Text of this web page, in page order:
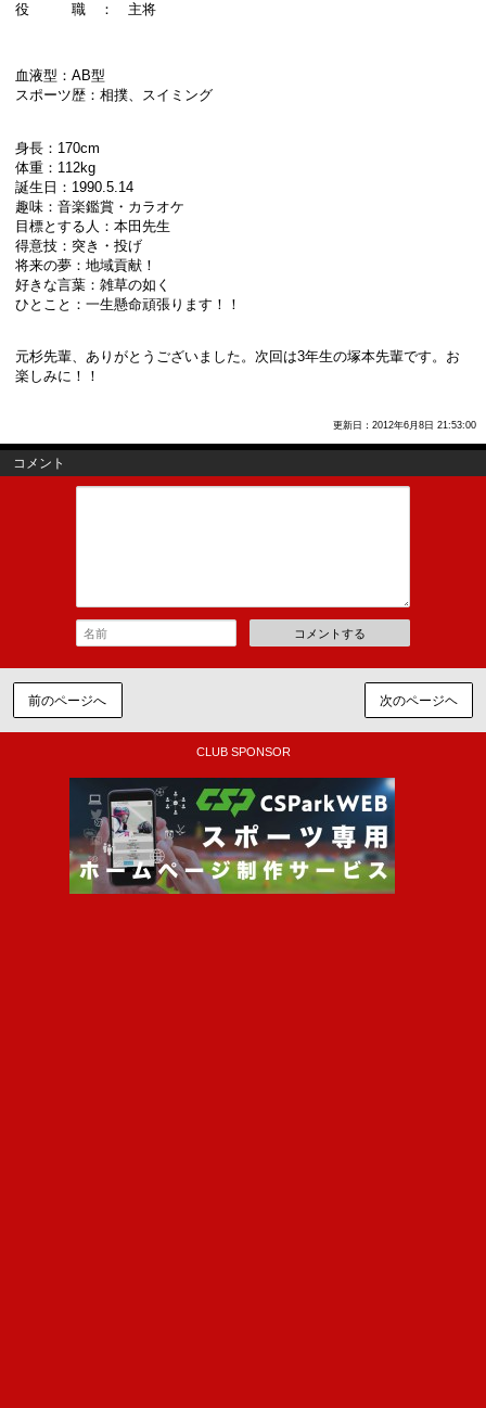
役 職 ： 主将
血液型：AB型
スポーツ歴：相撲、スイミング
身長：170cm
体重：112kg
誕生日：1990.5.14
趣味：音楽鑑賞・カラオケ
目標とする人：本田先生
得意技：突き・投げ
将来の夢：地域貢献！
好きな言葉：雑草の如く
ひとこと：一生懸命頑張ります！！
元杉先輩、ありがとうございました。次回は3年生の塚本先輩です。お
楽しみに！！
更新日：2012年6月8日 21:53:00
コメント
コメントする
前のページへ 次のページヘ
CLUB SPONSOR